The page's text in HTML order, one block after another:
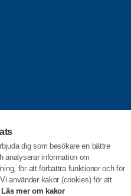
dig som besökare en bättre
analyserar information om
för att förbättra funktioner och för
använder kakor (cookies) för att
Läs mer om kakor